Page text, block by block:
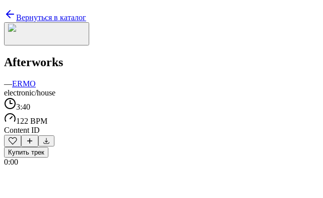
Вернуться в каталог
Afterworks
—ERMO
electronic/house
3:40
122 BPM
Content ID
Купить трек
0:00